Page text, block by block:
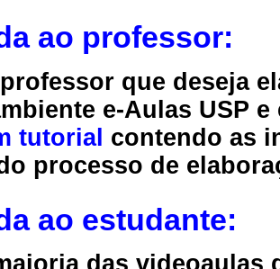
ao professor:
que deseja
e-Aulas USP
tutorial contendo as
processo de
ao estudante: